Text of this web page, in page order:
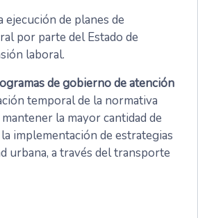
ejecución de planes de
por parte del Estado de
laboral.
de gobierno de atención
temporal de la normativa
la mayor cantidad de
implementación de estrategias
urbana, a través del transporte